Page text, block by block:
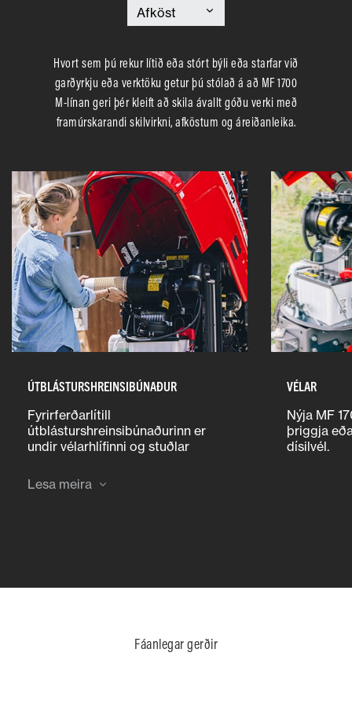
Hvort sem þú rekur lítið eða stórt býli eða starfar við
garðyrkju eða verktöku getur þú stólað á að MF 1700
M-línan geri þér kleift að skila ávallt góðu verki með
framúrskarandi skilvirkni, afköstum og áreiðanleika.
ÚTBLÁSTURSHREINSIBÚNAÐUR
Fyrirferðarlítill
útblásturshreinsibúnaðurinn er
undir vélarhlífinni og stuðlar
notandann.
Lesa meira
VÉLAR
Nýja MF
þriggja
dísilvél.
Fáanlegar gerðir